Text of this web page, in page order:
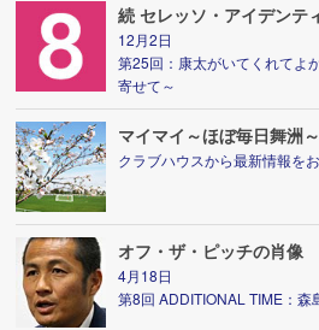
続 セレッソ・アイデンテ
12月2日
第25回：康太がいてくれてよ
寄せて～
マイマイ～ほぼ毎日舞洲～
クラブハウスから最新情報を
オフ・ザ・ピッチの肖像
4月18日
第8回 ADDITIONAL TIME：森